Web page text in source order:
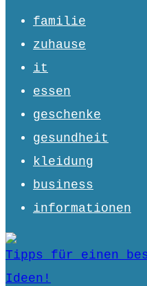
familie
zuhause
it
essen
geschenke
gesundheit
kleidung
business
informationen
Tipps für einen
Ideen!